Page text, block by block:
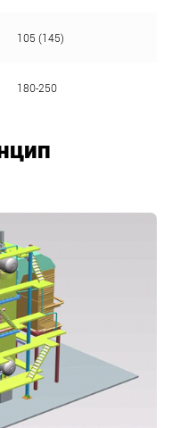
105 (145)
180-250